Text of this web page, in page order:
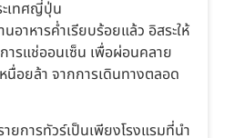
ะเทศญี่ปุ่น
อาหารค่ำเรียบร้อยแล้ว อิสระให้
รแช่ออนเซ็น เพื่อผ่อนคลาย
นื่อยล้า จากการเดินทางตลอด
ายการทัวร์เป็นเพียงโรงแรมที่นำ